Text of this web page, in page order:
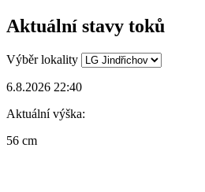
Aktuální stavy toků
Výběr lokality
6.8.2026 22:40
Aktuální výška:
56 cm